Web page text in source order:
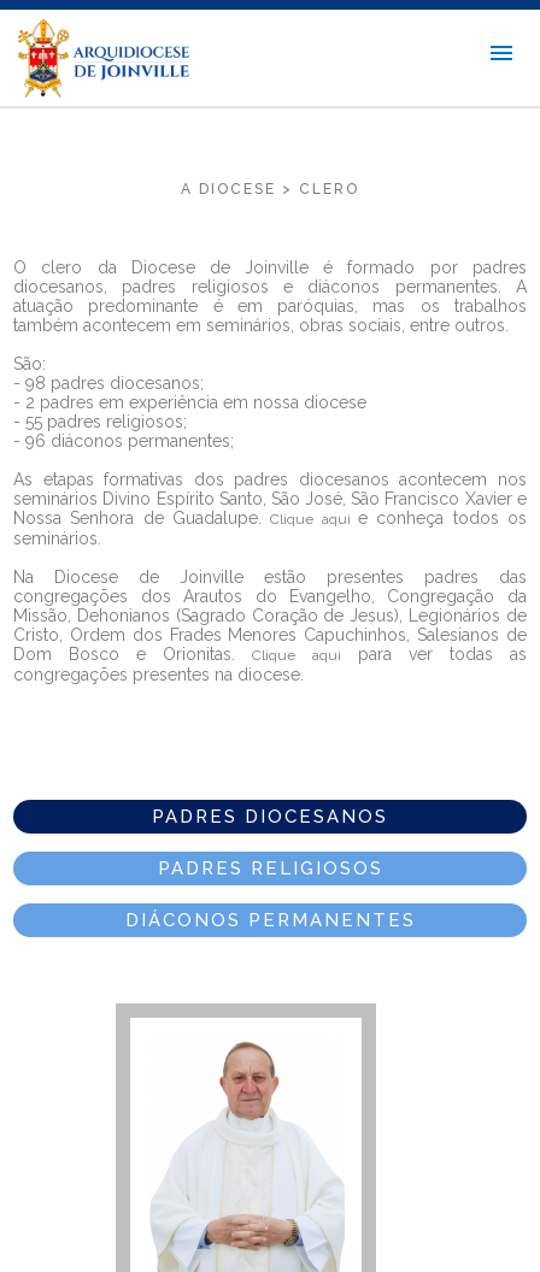
A DIOCESE > CLERO
O clero da Diocese de Joinville é formado por padres
diocesanos, padres religiosos e diáconos permanentes. A
atuação predominante é em paróquias, mas os trabalhos
também acontecem em seminários, obras sociais, entre outros.
São:
- 98 padres diocesanos;
- 2 padres em experiência em nossa diocese
- 55 padres religiosos;
- 96 diáconos permanentes;
As etapas formativas dos padres diocesanos acontecem nos
seminários Divino Espírito Santo, São José, São Francisco Xavier e
Nossa Senhora de Guadalupe.Clique aqui e conheça todos os
seminários.
Na Diocese de Joinville estão presentes padres das
congregações dos Arautos do Evangelho, Congregação da
Missão, Dehonianos (Sagrado Coração de Jesus), Legionários de
Cristo, Ordem dos Frades Menores Capuchinhos, Salesianos de
Dom Bosco e Orionitas.Clique aqui
para ver todas as
congregações presentes na diocese.
PADRES DIOCESANOS
PADRES RELIGIOSOS
DIÁCONOS PERMANENTES